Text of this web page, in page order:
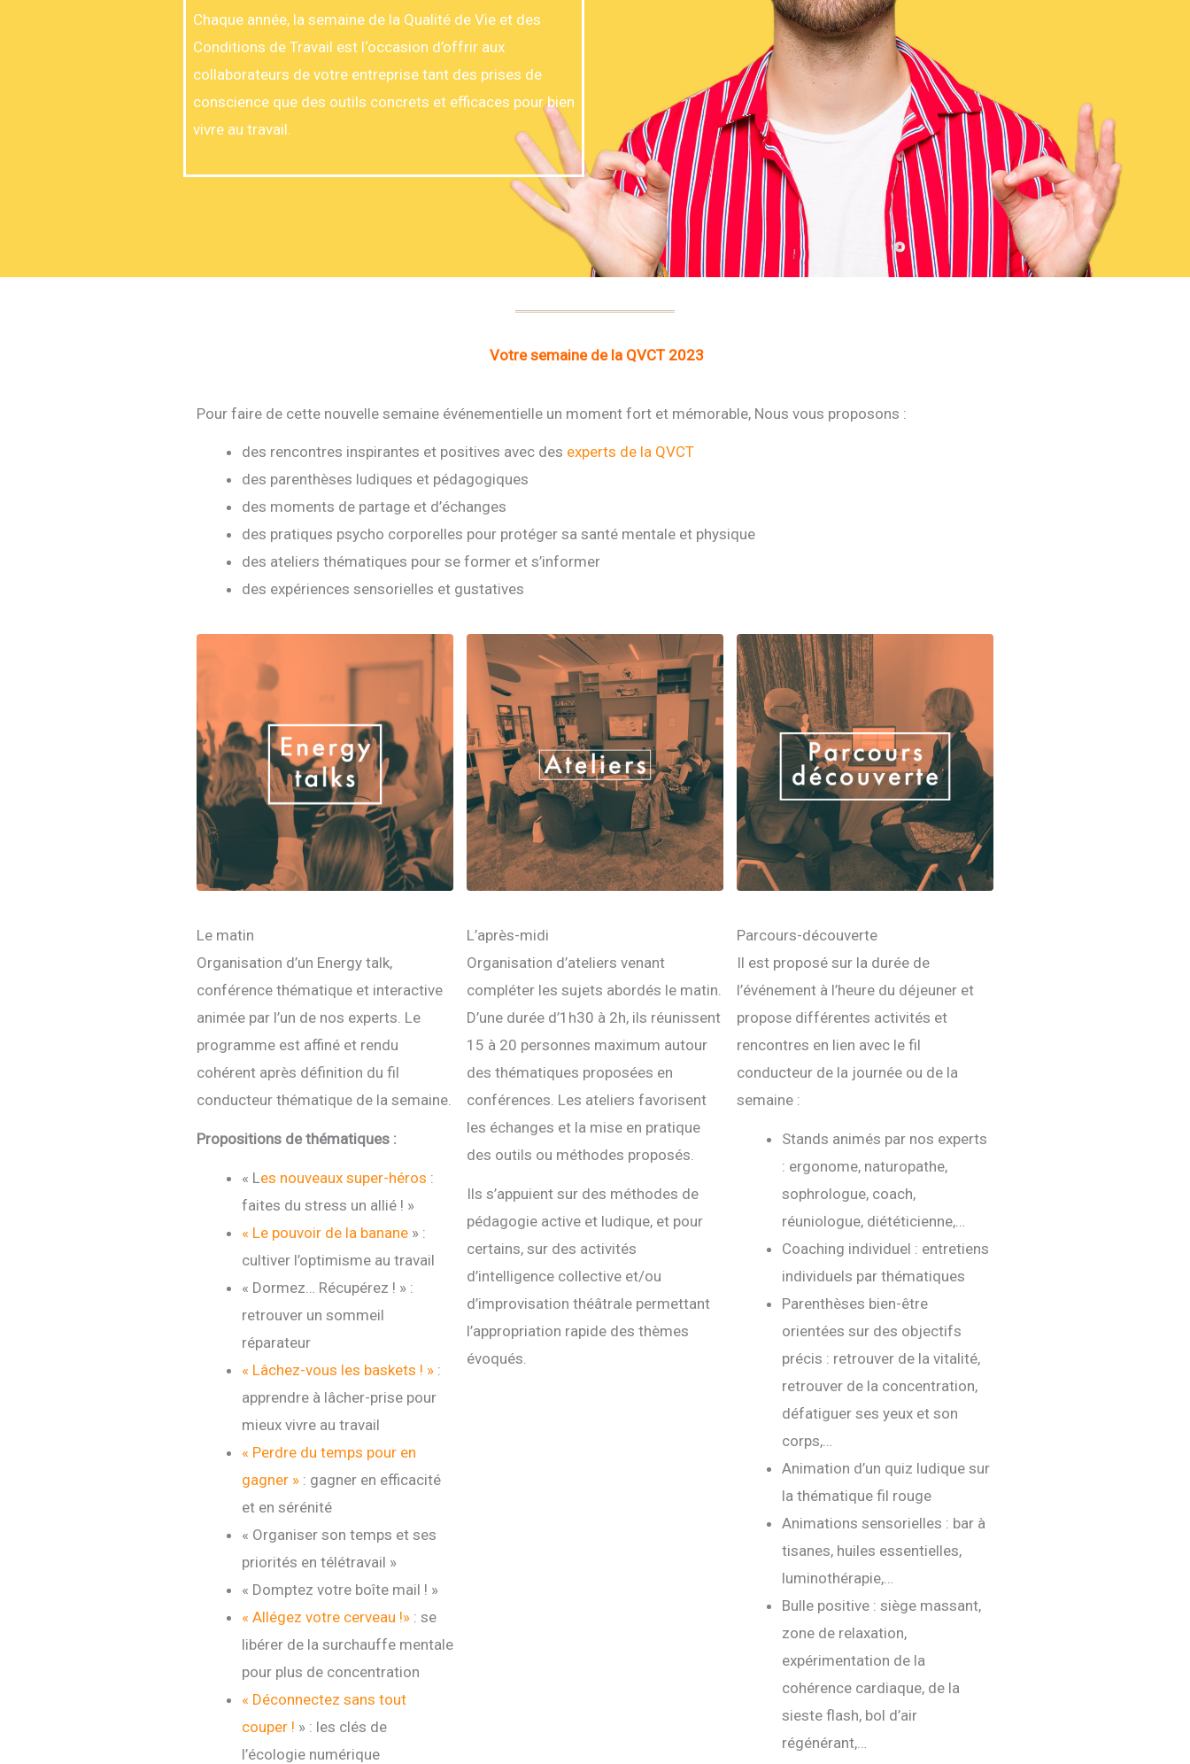
Chaque année, la semaine de la Qualité de Vie et des
Conditions de Travail est l‘occasion d’offrir aux
collaborateurs de votre entreprise tant des prises de
conscience que des outils concrets et efficaces pour bien
vivre au travail.
Votre semaine de la QVCT 2023
Pour faire de cette nouvelle semaine événementielle un moment fort et mémorable, Nous vous proposons :
des rencontres inspirantes et positives avec des experts de la QVCT
des parenthèses ludiques et pédagogiques
des moments de partage et d’échanges
des pratiques psycho corporelles pour protéger sa santé mentale et physique
des ateliers thématiques pour se former et s’informer
des expériences sensorielles et gustatives
Le matin
Organisation d’un Energy talk,
conférence thématique et interactive
animée par l’un de nos experts. Le
programme est affiné et rendu
cohérent après définition du fil
conducteur thématique de la semaine.
Propositions de thématiques :
« Les nouveaux super-héros :
faites du stress un allié ! »
« Le pouvoir de la banane » :
cultiver l’optimisme au travail
« Dormez… Récupérez ! » :
retrouver un sommeil
réparateur
« Lâchez-vous les baskets ! » :
apprendre à lâcher-prise pour
mieux vivre au travail
« Perdre du temps pour en
gagner » : gagner en efficacité
et en sérénité
« Organiser son temps et ses
priorités en télétravail »
« Domptez votre boîte mail ! »
« Allégez votre cerveau !» : se
libérer de la surchauffe mentale
pour plus de concentration
« Déconnectez sans tout
couper ! » : les clés de
l’écologie numérique
L’après-midi
Organisation d’ateliers venant
compléter les sujets abordés le matin.
D’une durée d’1h30 à 2h, ils réunissent
15 à 20 personnes maximum autour
des thématiques proposées en
conférences. Les ateliers favorisent
les échanges et la mise en pratique
des outils ou méthodes proposés.
Ils s’appuient sur des méthodes de
pédagogie active et ludique, et pour
certains, sur des activités
d’intelligence collective et/ou
d’improvisation théâtrale permettant
l’appropriation rapide des thèmes
évoqués.
Parcours-découverte
Il est proposé sur la durée de
l’événement à l’heure du déjeuner et
propose différentes activités et
rencontres en lien avec le fil
conducteur de la journée ou de la
semaine :
Stands animés par nos experts
: ergonome, naturopathe,
sophrologue, coach,
réuniologue, diététicienne,…
Coaching individuel : entretiens
individuels par thématiques
Parenthèses bien-être
orientées sur des objectifs
précis : retrouver de la vitalité,
retrouver de la concentration,
défatiguer ses yeux et son
corps,…
Animation d’un quiz ludique sur
la thématique fil rouge
Animations sensorielles : bar à
tisanes, huiles essentielles,
luminothérapie,…
Bulle positive : siège massant,
zone de relaxation,
expérimentation de la
cohérence cardiaque, de la
sieste flash, bol d’air
régénérant,…